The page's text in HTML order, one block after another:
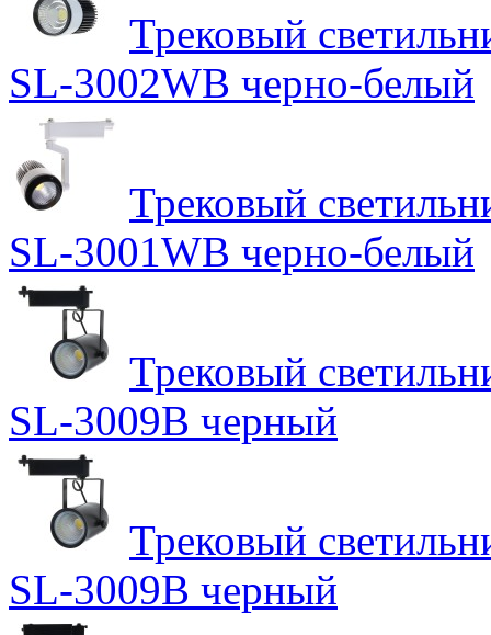
Трековый
SL-3002WB черно-белый
Трековый
SL-3001WB черно-белый
Трековый
SL-3009B черный
Трековый
SL-3009B черный